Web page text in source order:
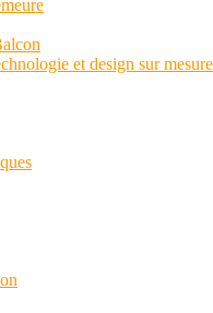
et design sur mesure